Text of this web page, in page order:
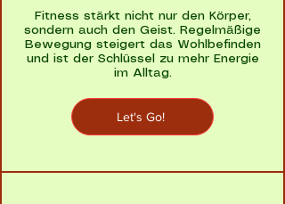
Fitness stärkt nicht nur den Körper,
sondern auch den Geist. Regelmäßige
Bewegung steigert das Wohlbefinden
und ist der Schlüssel zu mehr Energie
im Alltag.
Let's Go!